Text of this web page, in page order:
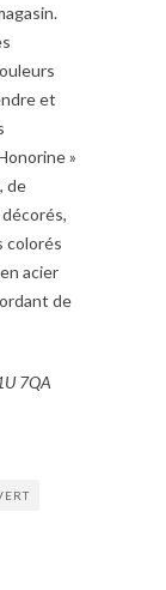
et
»
de
colorés
acier
de
7QA